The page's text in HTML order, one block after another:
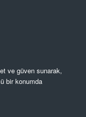
ve güven sunarak,
bir konumda